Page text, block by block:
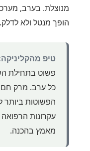
מנוצלת. בערב,
הופך מנטל ולא לדלק.
טיפ
פשוט בתחילת
כל ערב. מרק חם
הפשוטות ביותר
עקרונות הרפואה
מאמץ בהכנה.